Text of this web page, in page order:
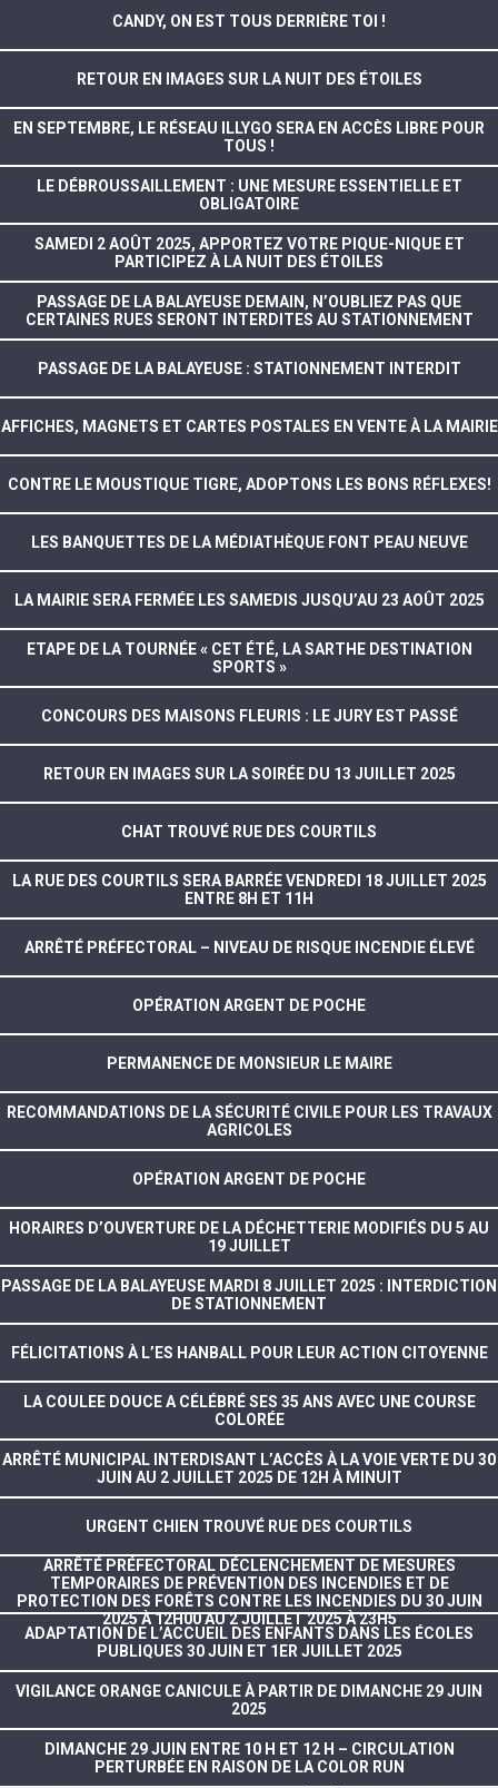
CANDY, ON EST TOUS DERRIÈRE TOI !
RETOUR EN IMAGES SUR LA NUIT DES ÉTOILES
EN SEPTEMBRE, LE RÉSEAU ILLYGO SERA EN ACCÈS LIBRE POUR
TOUS !
LE DÉBROUSSAILLEMENT : UNE MESURE ESSENTIELLE ET
OBLIGATOIRE
SAMEDI 2 AOÛT 2025, APPORTEZ VOTRE PIQUE-NIQUE ET
PARTICIPEZ À LA NUIT DES ÉTOILES
PASSAGE DE LA BALAYEUSE DEMAIN, N’OUBLIEZ PAS QUE
CERTAINES RUES SERONT INTERDITES AU STATIONNEMENT
PASSAGE DE LA BALAYEUSE : STATIONNEMENT INTERDIT
AFFICHES, MAGNETS ET CARTES POSTALES EN VENTE À LA MAIRIE
CONTRE LE MOUSTIQUE TIGRE, ADOPTONS LES BONS RÉFLEXES!
LES BANQUETTES DE LA MÉDIATHÈQUE FONT PEAU NEUVE
LA MAIRIE SERA FERMÉE LES SAMEDIS JUSQU’AU 23 AOÛT 2025
ETAPE DE LA TOURNÉE « CET ÉTÉ, LA SARTHE DESTINATION
SPORTS »
CONCOURS DES MAISONS FLEURIS : LE JURY EST PASSÉ
RETOUR EN IMAGES SUR LA SOIRÉE DU 13 JUILLET 2025
CHAT TROUVÉ RUE DES COURTILS
LA RUE DES COURTILS SERA BARRÉE VENDREDI 18 JUILLET 2025
ENTRE 8H ET 11H
ARRÊTÉ PRÉFECTORAL – NIVEAU DE RISQUE INCENDIE ÉLEVÉ
OPÉRATION ARGENT DE POCHE
PERMANENCE DE MONSIEUR LE MAIRE
RECOMMANDATIONS DE LA SÉCURITÉ CIVILE POUR LES TRAVAUX
AGRICOLES
OPÉRATION ARGENT DE POCHE
HORAIRES D’OUVERTURE DE LA DÉCHETTERIE MODIFIÉS DU 5 AU
19 JUILLET
PASSAGE DE LA BALAYEUSE MARDI 8 JUILLET 2025 : INTERDICTION
DE STATIONNEMENT
FÉLICITATIONS À L’ES HANBALL POUR LEUR ACTION CITOYENNE
LA COULEE DOUCE A CÉLÉBRÉ SES 35 ANS AVEC UNE COURSE
COLORÉE
ARRÊTÉ MUNICIPAL INTERDISANT L’ACCÈS À LA VOIE VERTE DU 30
JUIN AU 2 JUILLET 2025 DE 12H À MINUIT
URGENT CHIEN TROUVÉ RUE DES COURTILS
ARRÊTÉ PRÉFECTORAL DÉCLENCHEMENT DE MESURES
TEMPORAIRES DE PRÉVENTION DES INCENDIES ET DE
PROTECTION DES FORÊTS CONTRE LES INCENDIES DU 30 JUIN
2025 À 12H00 AU 2 JUILLET 2025 À 23H5
ADAPTATION DE L’ACCUEIL DES ENFANTS DANS LES ÉCOLES
PUBLIQUES 30 JUIN ET 1ER JUILLET 2025
VIGILANCE ORANGE CANICULE À PARTIR DE DIMANCHE 29 JUIN
2025
DIMANCHE 29 JUIN ENTRE 10 H ET 12 H – CIRCULATION
PERTURBÉE EN RAISON DE LA COLOR RUN